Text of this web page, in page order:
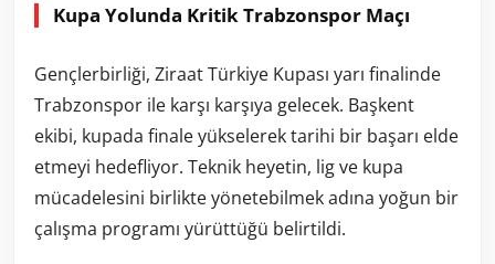
Kupa Yolunda Kritik Trabzonspor Maçı
Gençlerbirliği, Ziraat Türkiye Kupası yarı finalinde
Trabzonspor ile karşı karşıya gelecek. Başkent
ekibi, kupada finale yükselerek tarihi bir başarı elde
etmeyi hedefliyor. Teknik heyetin, lig ve kupa
mücadelesini birlikte yönetebilmek adına yoğun bir
çalışma programı yürüttüğü belirtildi.